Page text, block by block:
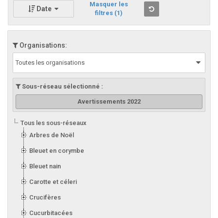
Date
Masquer les
filtres (1)
Organisations:
Toutes les organisations
Sous-réseau sélectionné :
Avertissements 2022
Tous les sous-réseaux
Arbres de Noël
Bleuet en corymbe
Bleuet nain
Carotte et céleri
Crucifères
Cucurbitacées